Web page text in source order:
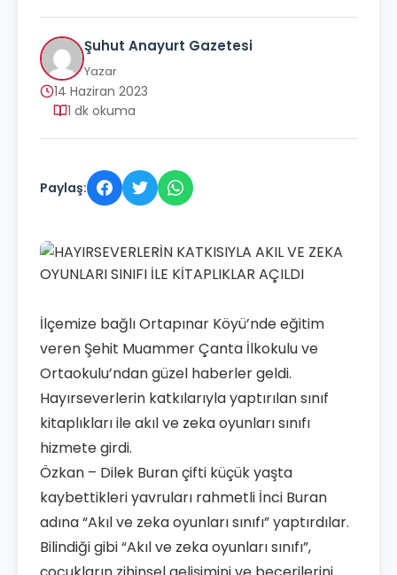
Şuhut Anayurt Gazetesi
Yazar
14 Haziran 2023
1 dk okuma
Paylaş:
İlçemize bağlı Ortapınar Köyü’nde eğitim
veren Şehit Muammer Çanta İlkokulu ve
Ortaokulu’ndan güzel haberler geldi.
Hayırseverlerin katkılarıyla yaptırılan sınıf
kitaplıkları ile akıl ve zeka oyunları sınıfı
hizmete girdi.
Özkan – Dilek Buran çifti küçük yaşta
kaybettikleri yavruları rahmetli İnci Buran
adına “Akıl ve zeka oyunları sınıfı” yaptırdılar.
Bilindiği gibi “Akıl ve zeka oyunları sınıfı”,